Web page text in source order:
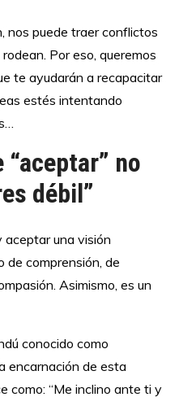
nos puede traer conflictos
Por eso, queremos
te ayudarán a recapacitar
estés intentando
“aceptar” no
débil”
aceptar una visión
de comprensión, de
Asimismo, es un
conocido como
encarnación de esta
como: “Me inclino ante ti y